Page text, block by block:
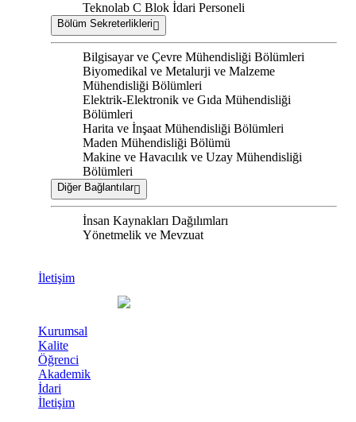
Teknolab C Blok İdari Personeli
Bölüm Sekreterlikleri
Bilgisayar ve Çevre Mühendisliği Bölümleri
Biyomedikal ve Metalurji ve Malzeme
Mühendisliği Bölümleri
Elektrik-Elektronik ve Gıda Mühendisliği
Bölümleri
Harita ve İnşaat Mühendisliği Bölümleri
Maden Mühendisliği Bölümü
Makine ve Havacılık ve Uzay Mühendisliği
Bölümleri
Diğer Bağlantılar
İnsan Kaynakları Dağılımları
Yönetmelik ve Mevzuat
İletişim
Kurumsal
Kalite
Öğrenci
Akademik
İdari
İletişim